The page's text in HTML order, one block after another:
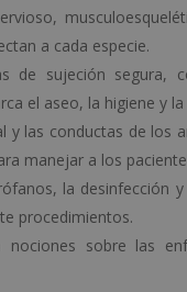
a cada especie.
de sujeción segura,
el aseo, la higiene y
y las conductas de los
manejar a los
la desinfección
procedimientos.
nociones sobre las